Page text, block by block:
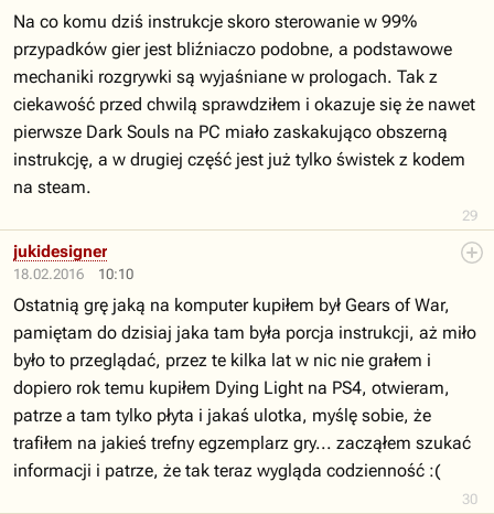
29
Na co komu dziś instrukcje skoro sterowanie w 99%
przypadków gier jest bliźniaczo podobne, a podstawowe
mechaniki rozgrywki są wyjaśniane w prologach. Tak z
ciekawość przed chwilą sprawdziłem i okazuje się że nawet
pierwsze Dark Souls na PC miało zaskakująco obszerną
instrukcję, a w drugiej część jest już tylko świstek z kodem
na steam.
18.02.2016 10:10
30
jukidesigner
Ostatnią grę jaką na komputer kupiłem był Gears of War,
pamiętam do dzisiaj jaka tam była porcja instrukcji, aż miło
było to przeglądać, przez te kilka lat w nic nie grałem i
dopiero rok temu kupiłem Dying Light na PS4, otwieram,
patrze a tam tylko płyta i jakaś ulotka, myślę sobie, że
trafiłem na jakieś trefny egzemplarz gry... zacząłem szukać
informacji i patrze, że tak teraz wygląda codzienność :(